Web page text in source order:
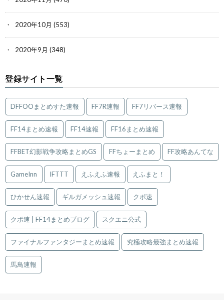
2020年10月 (553)
2020年9月 (348)
登録サイト一覧
DFFOOまとめすた速報 FF7R速報 FF7リバース速報
FF14まとめ速報 FF14速報 FF16まとめ速報
FFBET幻影戦争攻略まとめGS FFちょーまとめ FF攻略あんてな
GameInn IFTTT えふえふ速報 えふまと！
ひかせん速報 ギルガメッシュ速報 クポ速
クポ速 | FF14まとめブログ スクエニ公式
ファイナルファンタジーまとめ速報 究極攻略最強まとめ速報
馬鳥速報